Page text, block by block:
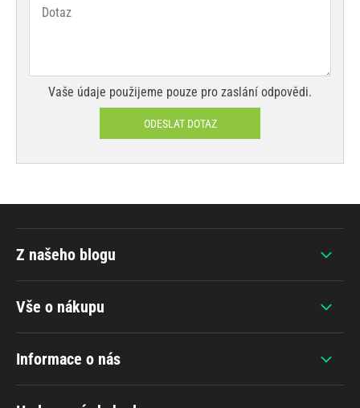
Vaše údaje použijeme pouze pro zaslání odpovědi.
ODESLAT DOTAZ
Vše o nákupu
Informace o nás
Z našeho blogu